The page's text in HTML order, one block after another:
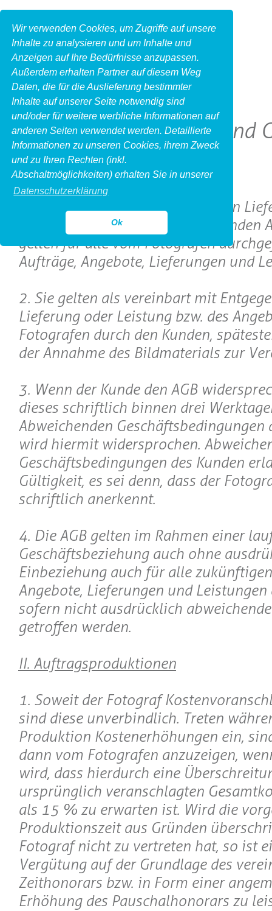
Wir verwenden Cookies, um Zugriffe auf unsere
Inhalte zu analysieren und um Inhalte und
Anzeigen auf Ihre Bedürfnisse anzupassen.
Außerdem erhalten Partner auf diesem Weg
Daten, die für die Auslieferung bestimmter
Inhalte auf unserer Seite notwendig sind
und/oder für weitere werbliche Informationen auf
anderen Seiten verwendet werden. Detaillierte
Informationen zu unseren Cookies, ihrem Zweck
und zu Ihren Rechten (inkl.
Abschaltmöglichkeiten) erhalten Sie in unserer
Datenschutzerklärung
Ok
Allgemeine Liefer- und
I. Geltung
1. Die nachfolgenden allgemeinen
Geschäftsbedingungen (im folgenden
gelten für alle vom Fotografen
Aufträge, Angebote, Lieferungen und
2. Sie gelten als vereinbart mit
Lieferung oder Leistung bzw. des
Fotografen durch den Kunden,
der Annahme des Bildmaterials zur
3. Wenn der Kunde den AGB
dieses schriftlich binnen drei
Abweichenden Geschäftsbedingungen
wird hiermit widersprochen.
Geschäftsbedingungen des Kunden
Gültigkeit, es sei denn, dass der
schriftlich anerkennt.
4. Die AGB gelten im Rahmen einer
Geschäftsbeziehung auch ohne
Einbeziehung auch für alle
Angebote, Lieferungen und Leistungen
sofern nicht ausdrücklich
getroffen werden.
II. Auftragsproduktionen
1. Soweit der Fotograf
sind diese unverbindlich. Treten
Produktion Kostenerhöhungen ein,
dann vom Fotografen anzuzeigen,
wird, dass hierdurch eine
ursprünglich veranschlagten
als 15 % zu erwarten ist. Wird die
Produktionszeit aus Gründen
Fotograf nicht zu vertreten hat, so ist
Vergütung auf der Grundlage des
Zeithonorars bzw. in Form einer
Erhöhung des Pauschalhonorars zu